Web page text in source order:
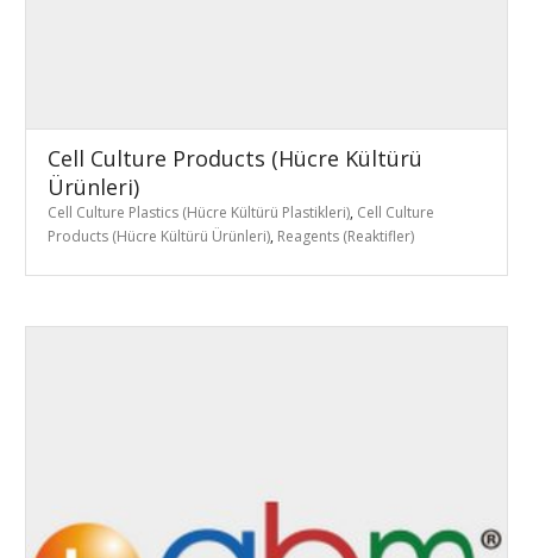
Cell Culture Products (Hücre Kültürü
Ürünleri)
Cell Culture Plastics (Hücre Kültürü Plastikleri), Cell Culture
Products (Hücre Kültürü Ürünleri), Reagents (Reaktifler)